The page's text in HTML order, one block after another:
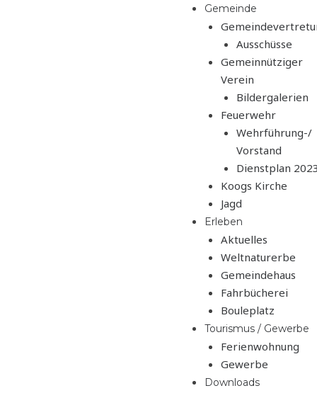
Gemeinde
Ausschüsse
Gemeinnütziger
Verein
Bildergalerien
Feuerwehr
Wehrführung-/
Vorstand
Dienstplan
Koogs Kirche
Jagd
Erleben
Aktuelles
Weltnaturerbe
Gemeindehaus
Fahrbücherei
Bouleplatz
Tourismus / Gewerbe
Ferienwohnung
Gewerbe
Downloads